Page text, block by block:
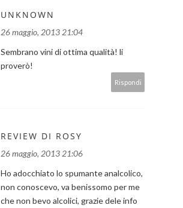
UNKNOWN
26 maggio, 2013 21:04
Sembrano vini di ottima qualità! li
proverò!
Rispondi
REVIEW DI ROSY
26 maggio, 2013 21:06
Ho adocchiato lo spumante analcolico,
non conoscevo, va benissomo per me
che non bevo alcolici, grazie dele info